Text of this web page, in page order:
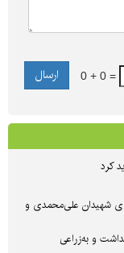
0 + 0 =
شهیدان علی‌محمدی و
و به‌زراعی